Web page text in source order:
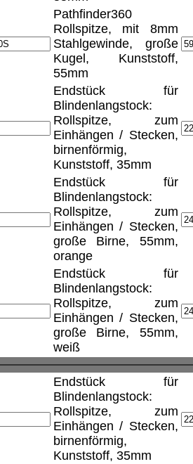
Pathfinder360
Rollspitze, mit 8mm
Stahlgewinde, große
Kugel, Kunststoff,
55mm
Endstück für
Blindenlangstock:
Rollspitze, zum
Einhängen / Stecken,
birnenförmig,
Kunststoff, 35mm
Endstück für
Blindenlangstock:
Rollspitze, zum
Einhängen / Stecken,
große Birne, 55mm,
orange
Endstück für
Blindenlangstock:
Rollspitze, zum
Einhängen / Stecken,
große Birne, 55mm,
weiß
Endstück für
Blindenlangstock:
Rollspitze, zum
Einhängen / Stecken,
birnenförmig,
Kunststoff, 35mm